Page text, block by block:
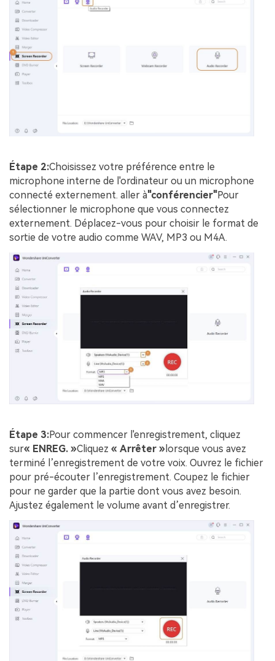
Étape 2:Choisissez votre préférence entre le
microphone interne de l'ordinateur ou un microphone
connecté externement. aller à"conférencier"Pour
sélectionner le microphone que vous connectez
externement. Déplacez-vous pour choisir le format de
sortie de votre audio comme WAV, MP3 ou M4A.
Étape 3:Pour commencer l'enregistrement, cliquez
sur« ENREG. »Cliquez « Arrêter » lorsque vous avez
terminé l’enregistrement de votre voix. Ouvrez le fichier
pour pré-écouter l’enregistrement. Coupez le fichier
pour ne garder que la partie dont vous avez besoin.
Ajustez également le volume avant d’enregistrer.